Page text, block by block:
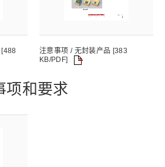
[488
注意事项 / 无封装产品 [383
KB/PDF]
项和要求